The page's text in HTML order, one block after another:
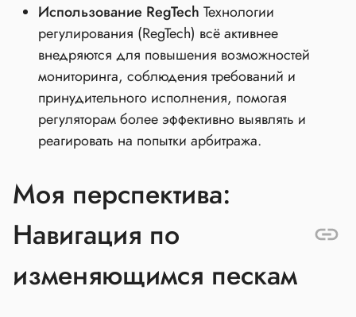
Использование RegTech Технологии
регулирования (RegTech) всё активнее
внедряются для повышения возможностей
мониторинга, соблюдения требований и
принудительного исполнения, помогая
регуляторам более эффективно выявлять и
реагировать на попытки арбитража.
Моя перспектива:
Навигация по
изменяющимся пескам